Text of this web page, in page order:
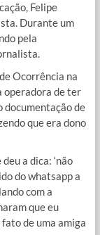
Felipe
Durante um
pela
Ocorrência na
operadora de ter
documentação de
que era dono
a dica: ‘não
do whatsapp a
com a
que eu
de uma amiga